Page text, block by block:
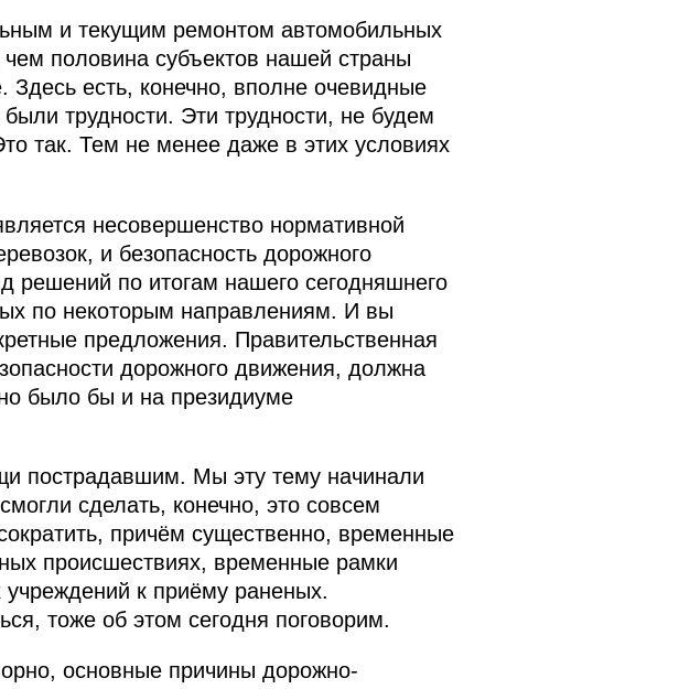
и текущим ремонтом автомобильных
половина субъектов нашей страны
есть, конечно, вполне очевидные
трудности. Эти трудности, не будем
так. Тем не менее даже в этих условиях
несовершенство нормативной
и безопасность дорожного
по итогам нашего сегодняшнего
по некоторым направлениям. И вы
предложения. Правительственная
дорожного движения, должна
было бы и на президиуме
пострадавшим. Мы эту тему начинали
сделать, конечно, это совсем
причём существенно, временные
происшествиях, временные рамки
к приёму раненых.
тоже об этом сегодня поговорим.
основные причины дорожно-